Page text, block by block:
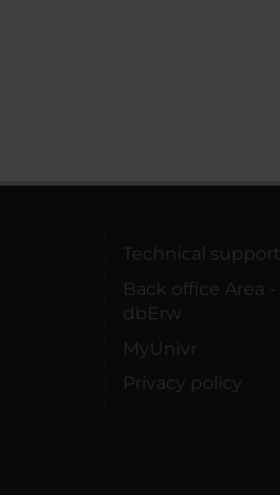
Technical support
Back office Area -
dbErw
MyUnivr
Privacy policy